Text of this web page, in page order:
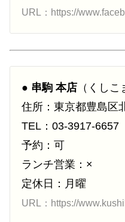
URL：https://
● 串駒 本店 （くしこ
住所：東京都豊島区
TEL：03-3917-6657
予約：可
ランチ営業：×
定休日：月曜
URL：https://